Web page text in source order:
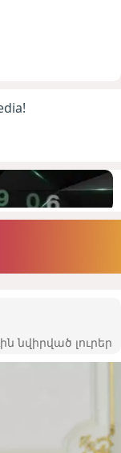
նվիրված լուրեր